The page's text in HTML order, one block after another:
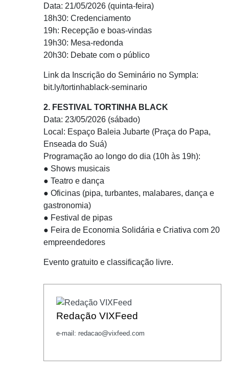
Data: 21/05/2026 (quinta-feira)
18h30: Credenciamento
19h: Recepção e boas-vindas
19h30: Mesa-redonda
20h30: Debate com o público
Link da Inscrição do Seminário no Sympla:
bit.ly/tortinhablack-seminario
2. FESTIVAL TORTINHA BLACK
Data: 23/05/2026 (sábado)
Local: Espaço Baleia Jubarte (Praça do Papa,
Enseada do Suá)
Programação ao longo do dia (10h às 19h):
● Shows musicais
● Teatro e dança
● Oficinas (pipa, turbantes, malabares, dança e
gastronomia)
● Festival de pipas
● Feira de Economia Solidária e Criativa com 20
empreendedores
Evento gratuito e classificação livre.
Redação VIXFeed
e-mail: redacao@vixfeed.com